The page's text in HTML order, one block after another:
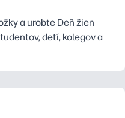
a urobte Deň žien
detí, kolegov a